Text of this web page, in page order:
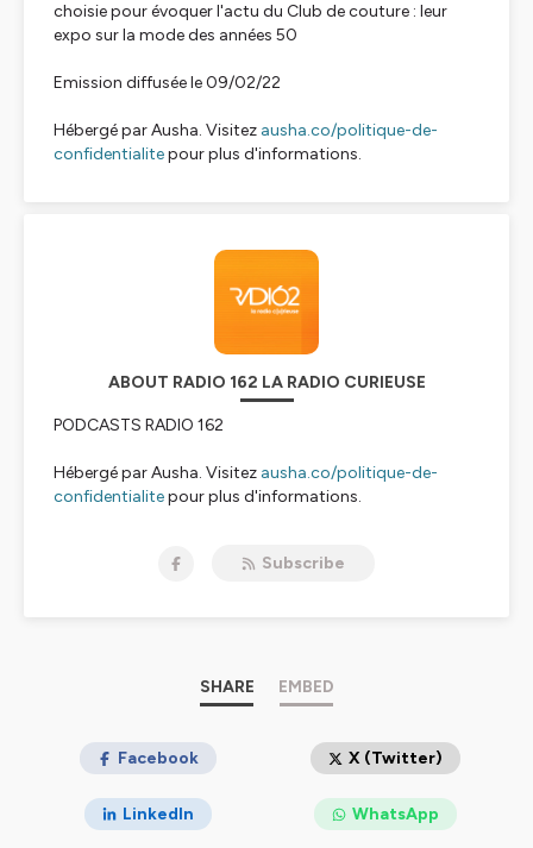
choisie pour évoquer l'actu du Club de couture : leur
expo sur la mode des années 50
Emission diffusée le 09/02/22
Hébergé par Ausha. Visitez ausha.co/politique-de-
confidentialitepour plus d'informations.
ABOUT RADIO 162 LA RADIO CURIEUSE
PODCASTS RADIO 162
Hébergé par Ausha. Visitez ausha.co/politique-de-
confidentialitepour plus d'informations.
Subscribe
SHARE EMBED
Facebook X (Twitter)
LinkedIn WhatsApp